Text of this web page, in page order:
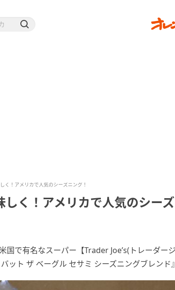
く！アメリカで人気のシーズニング！
しく！アメリカで人気のシーズ
国で有名なスーパー【Trader Joe’s(トレーダー
ット ザ ベーグル セサミ シーズニングブレンド』